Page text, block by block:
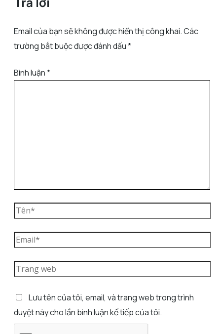
Email của bạn sẽ không được hiển thị công khai.Các
trường bắt buộc được đánh dấu*
Bình luận*
Lưu tên của tôi, email, và trang web trong trình
duyệt này cho lần bình luận kế tiếp của tôi.